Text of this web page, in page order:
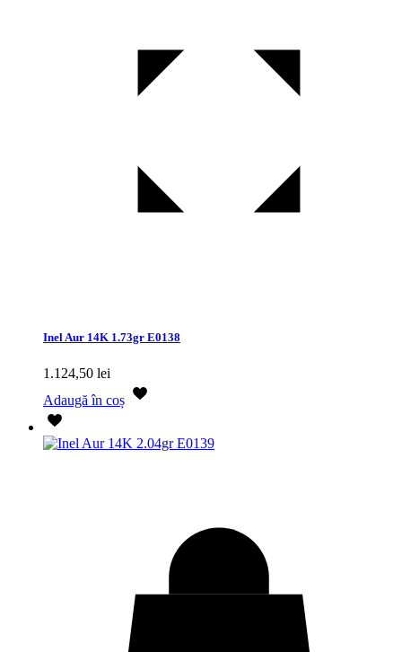
Inel Aur 14K 1.73gr E0138
1.124,50 lei
Adaugă în coș